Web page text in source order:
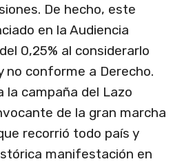
De hecho, este
en la Audiencia
0,25% al considerarlo
no conforme a Derecho.
la campaña del Lazo
de la gran marcha
recorrió todo país y
manifestación en